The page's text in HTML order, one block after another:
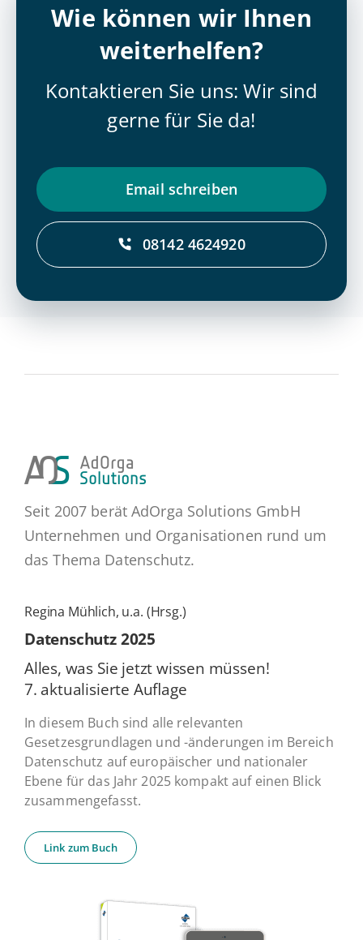
Wie können wir Ihnen
weiterhelfen?
Kontaktieren Sie uns: Wir sind
gerne für Sie da!
Email schrei­ben
08142 4624920
Seit 2007 berät AdOrga Solutions GmbH
Unternehmen und Organisationen rund um
das Thema Datenschutz.
Regina Mühlich, u.a. (Hrsg.)
Daten­schutz 2025
Alles, was Sie jetzt wissen müssen!
7. ak­tua­li­sier­te Auflage
In diesem Buch sind alle relevanten
Gesetzesgrundlagen und -änderungen im Bereich
Datenschutz auf europäischer und nationaler
Ebene für das Jahr 2025 kompakt auf einen Blick
zusammengefasst.
Link zum Buch